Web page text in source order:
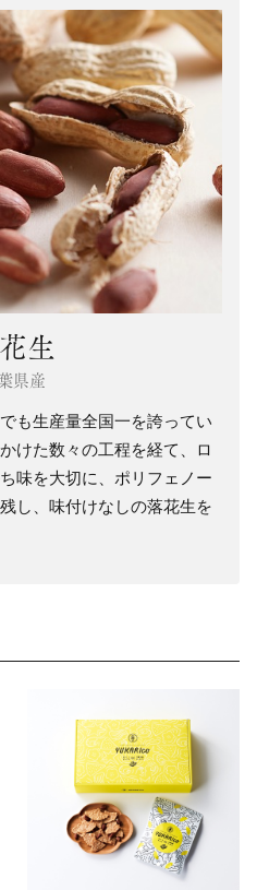
生
県産
も生産量全国一を誇ってい
けた数々の工程を経て、ロ
味を大切に、ポリフェノー
し、味付けなしの落花生を